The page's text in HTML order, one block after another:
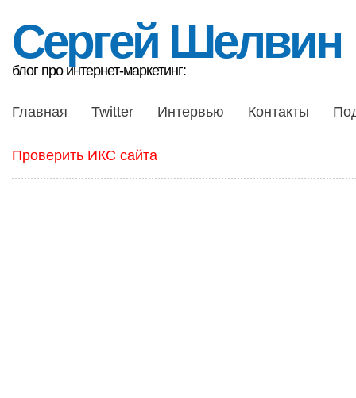
Сергей Шелвин
блог про интернет-маркетинг:
Главная Twitter Интервью Контакты
Проверить ИКС сайта